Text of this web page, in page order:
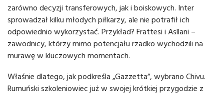
zarówno decyzji transferowych, jak i boiskowych. Inter
sprowadzał kilku młodych piłkarzy, ale nie potrafił ich
odpowiednio wykorzystać. Przykład? Frattesi i Asllani –
zawodnicy, którzy mimo potencjału rzadko wychodzili na
murawę w kluczowych momentach.
Właśnie dlatego, jak podkreśla „Gazzetta”, wybrano Chivu.
Rumuński szkoleniowiec już w swojej krótkiej przygodzie z